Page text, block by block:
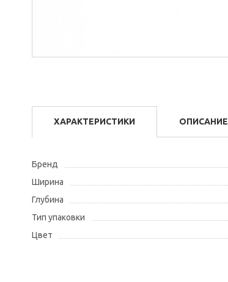
ХАРАКТЕРИСТИКИ ОПИСАНИЕ
Бренд
Ширина
Глубина
Тип упаковки
Цвет